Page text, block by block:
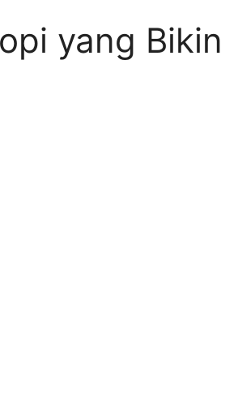
yang Bikin